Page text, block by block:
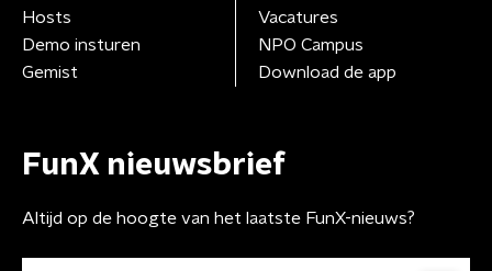
Hosts
Demo insturen
Gemist
Vacatures
NPO Campus
Download de app
FunX nieuwsbrief
Altijd op de hoogte van het laatste FunX-nieuws?